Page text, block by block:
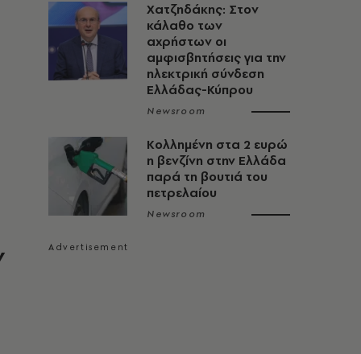
Χατζηδάκης: Στον
κάλαθο των
αχρήστων οι
αμφισβητήσεις για την
ηλεκτρική σύνδεση
Ελλάδας-Κύπρου
Newsroom
Κολλημένη στα 2 ευρώ
η βενζίνη στην Ελλάδα
παρά τη βουτιά του
πετρελαίου
Newsroom